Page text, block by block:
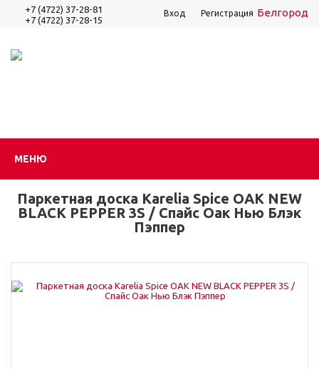
+7 (4722) 37-28-81
+7 (4722) 37-28-15
Белгород
Вход Регистрация
МЕНЮ
Паркетная доска Karelia Spice OAK NEW
BLACK PEPPER 3S / Спайс Оак Нью Блэк
Пэппер